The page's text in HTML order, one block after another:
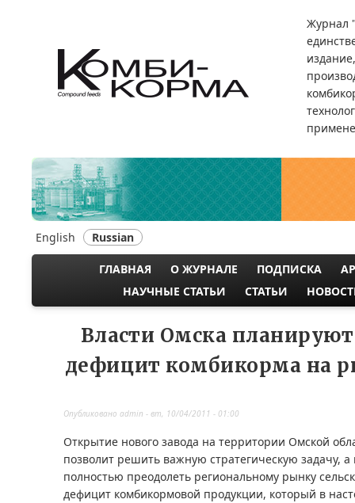
Журнал
English Russian
NAVIGATION
ГЛАВНАЯ О ЖУРНАЛЕ ПОДПИСКА
НАУЧНЫЕ СТАТЬИ
СТАТЬИ
Власти Омска
дефицит комбикорма на
Опубликовано admin - вт, 10/04/2011 - 01:00
Открытие нового завода на территории Омской
позволит решить важную стратегическую задачу,
полностью преодолеть региональному рынку
дефицит комбикормовой продукции, который в